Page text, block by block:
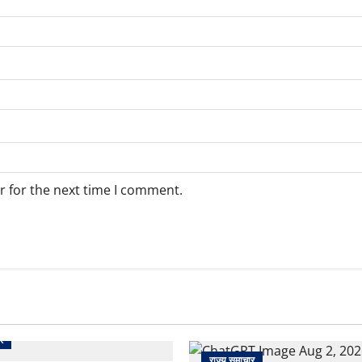
for the next time I comment.